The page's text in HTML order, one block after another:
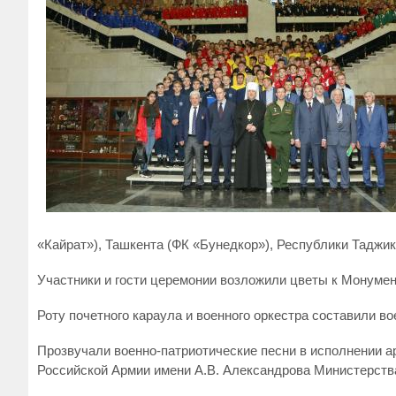
«Кайрат»), Ташкента (ФК «Бунедкор»), Республики
Участники и гости церемонии возложили цветы к
Роту почетного караула и военного оркестра составили
Прозвучали военно-патриотические песни в исполнении
Российской Армии имени А.В. Александрова